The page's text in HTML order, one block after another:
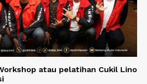
atau pelatihan Cukil Lino